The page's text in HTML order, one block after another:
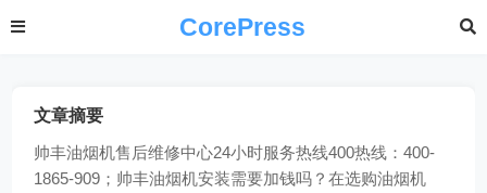
CorePress
文章摘要
帅丰油烟机售后维修中心24小时服务热线400热线：400-
1865-909；帅丰油烟机安装需要加钱吗？在选购油烟机